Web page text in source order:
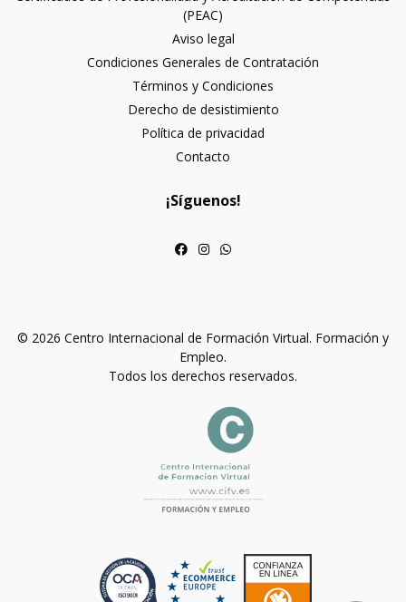
(PEAC)
Aviso legal
Condiciones Generales de Contratación
Términos y Condiciones
Derecho de desistimiento
Política de privacidad
Contacto
¡Síguenos!
© 2026 Centro Internacional de Formación Virtual. Formación y
Empleo.
Todos los derechos reservados.